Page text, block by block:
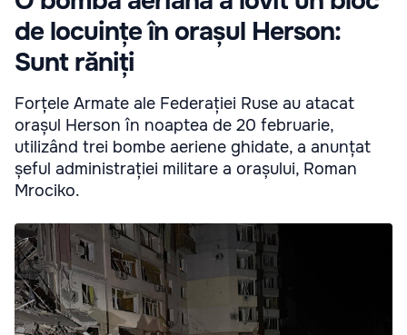
de locuințe în orașul Herson:
Sunt răniți
Forțele Armate ale Federației Ruse au atacat
orașul Herson în noaptea de 20 februarie,
utilizând trei bombe aeriene ghidate, a anunțat
șeful administrației militare a orașului, Roman
Mrociko.